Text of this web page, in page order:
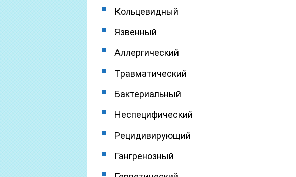
Кольцевидный
Язвенный
Аллергический
Травматический
Бактериальный
Неспецифический
Рецидивирующий
Гангренозный